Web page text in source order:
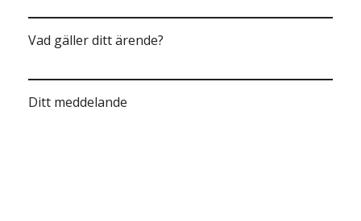
Vad gäller ditt ärende?
Ditt meddelande